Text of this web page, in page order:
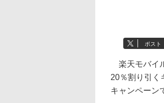
ポスト
楽天モバイ
20％割り引く
キャンペーン